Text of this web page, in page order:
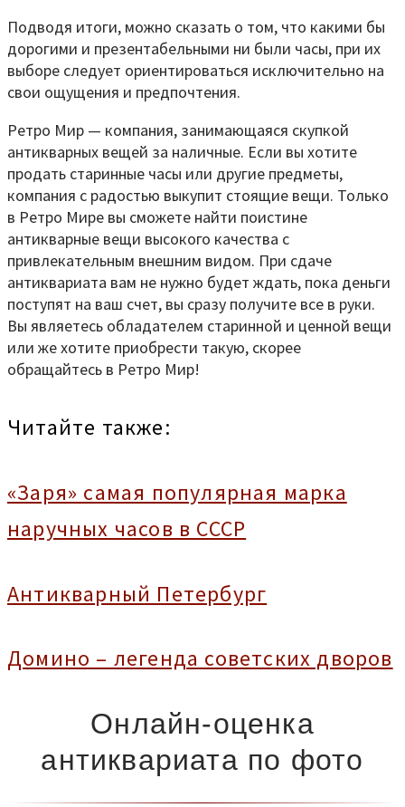
Подводя итоги, можно сказать о том, что какими бы
дорогими и презентабельными ни были часы, при их
выборе следует ориентироваться исключительно на
свои ощущения и предпочтения.
Ретро Мир — компания, занимающаяся скупкой
антикварных вещей за наличные. Если вы хотите
продать старинные часы или другие предметы,
компания с радостью выкупит стоящие вещи. Только
в Ретро Мире вы сможете найти поистине
антикварные вещи высокого качества с
привлекательным внешним видом. При сдаче
антиквариата вам не нужно будет ждать, пока деньги
поступят на ваш счет, вы сразу получите все в руки.
Вы являетесь обладателем старинной и ценной вещи
или же хотите приобрести такую, скорее
обращайтесь в Ретро Мир!
Читайте также:
«Заря» самая популярная марка
наручных часов в СССР
Антикварный Петербург
Домино – легенда советских дворов
Онлайн-оценка
антиквариата по фото